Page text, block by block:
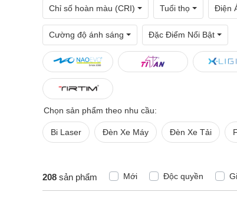
Chỉ số hoàn màu (CRI) Tuổi thọ Điện
Cường độ ánh sáng Đặc Điểm Nổi Bật
Chọn sản phẩm theo nhu cầu:
Bi Laser Đèn Xe Máy Đèn Xe Tải
208 sản phẩm Mới Độc quyền